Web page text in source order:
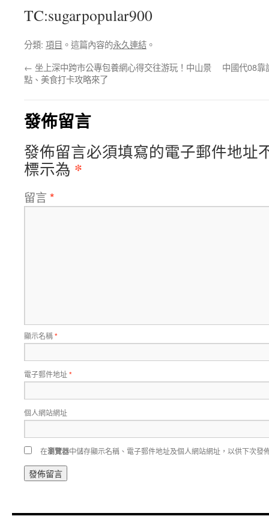
TC:sugarpopular900
分類: 項目 。這篇內容的永久連結 。
← 坐上深中跨市公專包養網心得交往游玩！中山景
點、美食打卡攻略來了
中國代08靠
發佈留言
發佈留言必須填寫的電子郵件地址
標示為 *
留言 *
顯示名稱*
電子郵件地址*
個人網站網址
在瀏覽器中儲存顯示名稱、電子郵件地址及個人網站網址，以供下次發